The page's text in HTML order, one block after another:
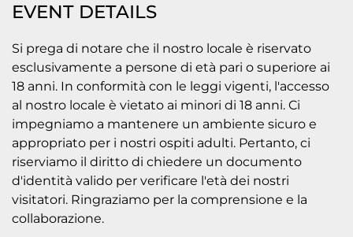
EVENT DETAILS
Si prega di notare che il nostro locale è riservato
esclusivamente a persone di età pari o superiore ai
18 anni. In conformità con le leggi vigenti, l'accesso
al nostro locale è vietato ai minori di 18 anni. Ci
impegniamo a mantenere un ambiente sicuro e
appropriato per i nostri ospiti adulti. Pertanto, ci
riserviamo il diritto di chiedere un documento
d'identità valido per verificare l'età dei nostri
visitatori. Ringraziamo per la comprensione e la
collaborazione.